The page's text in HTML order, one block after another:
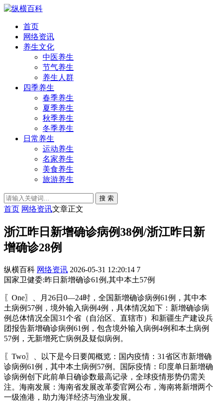
首页
网络资讯
养生文化
中医养生
节气养生
养生人群
四季养生
春季养生
夏季养生
秋季养生
冬季养生
日常养生
运动养生
名家养生
美食养生
旅游养生
搜 索
首页 网络资讯文章正文
浙江昨日新增确诊病例38例/浙江昨日新
增确诊28例
纵横百科 网络资讯 2026-05-31 12:20:14 7
国家卫健委:昨日新增确诊61例,其中本土57例
〖One〗、月26日0—24时，全国新增确诊病例61例，其中本
土病例57例，境外输入病例4例，具体情况如下：新增确诊病
例总体情况全国31个省（自治区、直辖市）和新疆生产建设兵
团报告新增确诊病例61例，包含境外输入病例4例和本土病例
57例，无新增死亡病例及疑似病例。
〖Two〗、以下是今日要闻概览：国内疫情：31省区市新增确
诊病例61例，其中本土病例57例。国际疫情：印度单日新增确
诊病例创下此前单日确诊数最高记录，全球疫情形势仍需关
注。海南发展：海南省发展改革委官网公布，海南将新增两个
一级渔港，助力海洋经济与渔业发展。